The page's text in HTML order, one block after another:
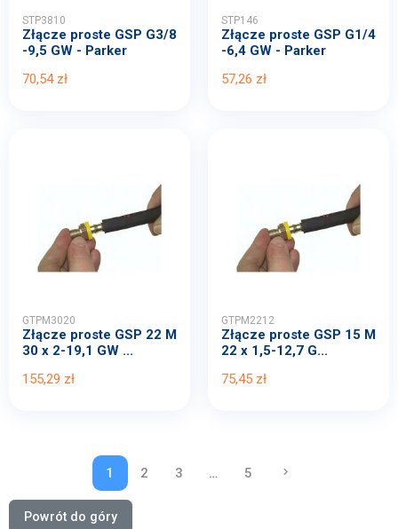
STP3810
Złącze proste GSP G3/8
-9,5 GW - Parker
70,54 zł
STP146
Złącze proste GSP G1/4
-6,4 GW - Parker
57,26 zł
GTPM3020
Złącze proste GSP 22 M
30 x 2-19,1 GW ...
155,29 zł
GTPM2212
Złącze proste GSP 15 M
22 x 1,5-12,7 G...
75,45 zł
1 2 3 … 5 keyboard_arrow_rightNASTĘPNY
Powrót do góry